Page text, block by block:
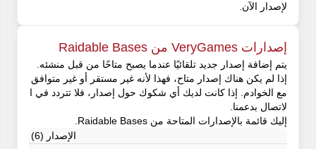
لإصدار الآن.
إصدارات VeryGames من Raidable Bases
يتم إضافة إصدار جديد تلقائيًا عندما يصبح متاحًا من قبل منشئه.
إذا لم يكن هناك إصدار متاح، فهذا لأنه غير مستقر أو غير متوافق
مع الخوادم. إذا كانت لديك أي شكوك حول إصدار، فلا تتردد في ا
لاتصال بدعمنا.
إليك قائمة بالإصدارات المتاحة من Raidable Bases.
الإصدار (6)